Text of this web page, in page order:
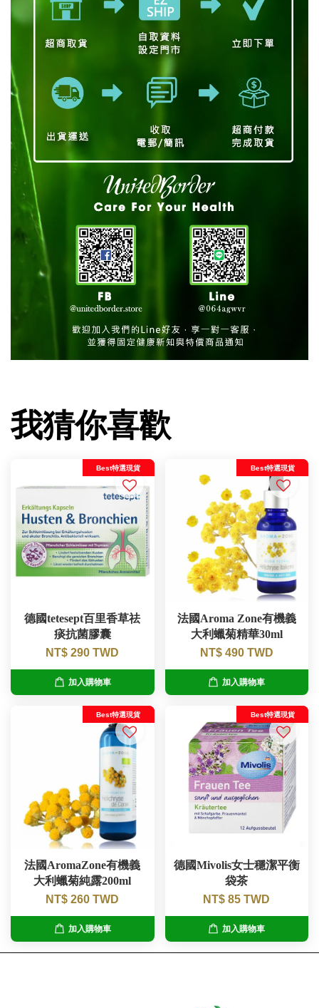
我猜你喜歡
Best特選現貨
德國tetesept百里香草祛
痰抗菌膠囊
NT$ 290 TWD
加入購物車
Best特選現貨
法國Aroma Zone有機義
大利蠟菊精華30ml
NT$ 490 TWD
加入購物車
Best特選現貨
法國AromaZone有機義
大利蠟菊純露200ml
NT$ 260 TWD
加入購物車
Best特選現貨
德國Mivolis女士穩潔平衡
袋茶
NT$ 85 TWD
加入購物車